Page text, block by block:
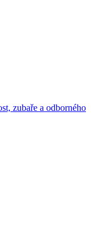
zubaře a odborného